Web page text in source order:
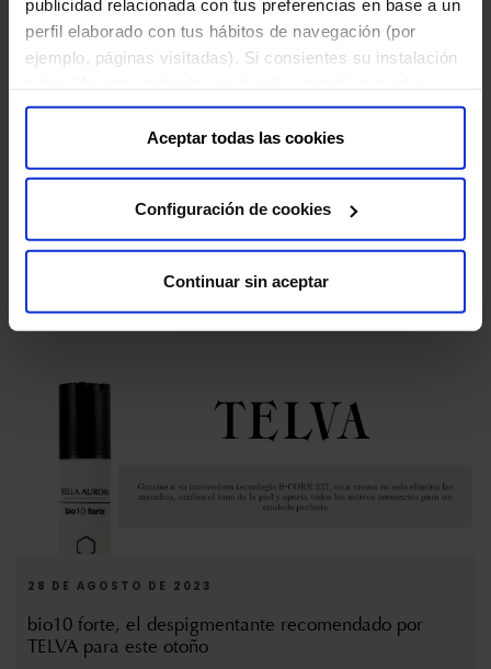
publicidad relacionada con tus preferencias en base a un
perfil elaborado con tus hábitos de navegación (por
ejemplo, páginas visitadas). Si consientes su instalación
configurar tus preferencias pulsando "Configuración de
cookies". Más información en nuestra "Política de
Cookies"
Aceptar todas las cookies
Configuración de cookies
Continuar sin aceptar
Yo Dona recomienda protergerse del sol todo el año
con Bella Aurora
28 DE AGOSTO DE 2023
bio10 forte, el despigmentante recomendado por
TELVA para este otoño